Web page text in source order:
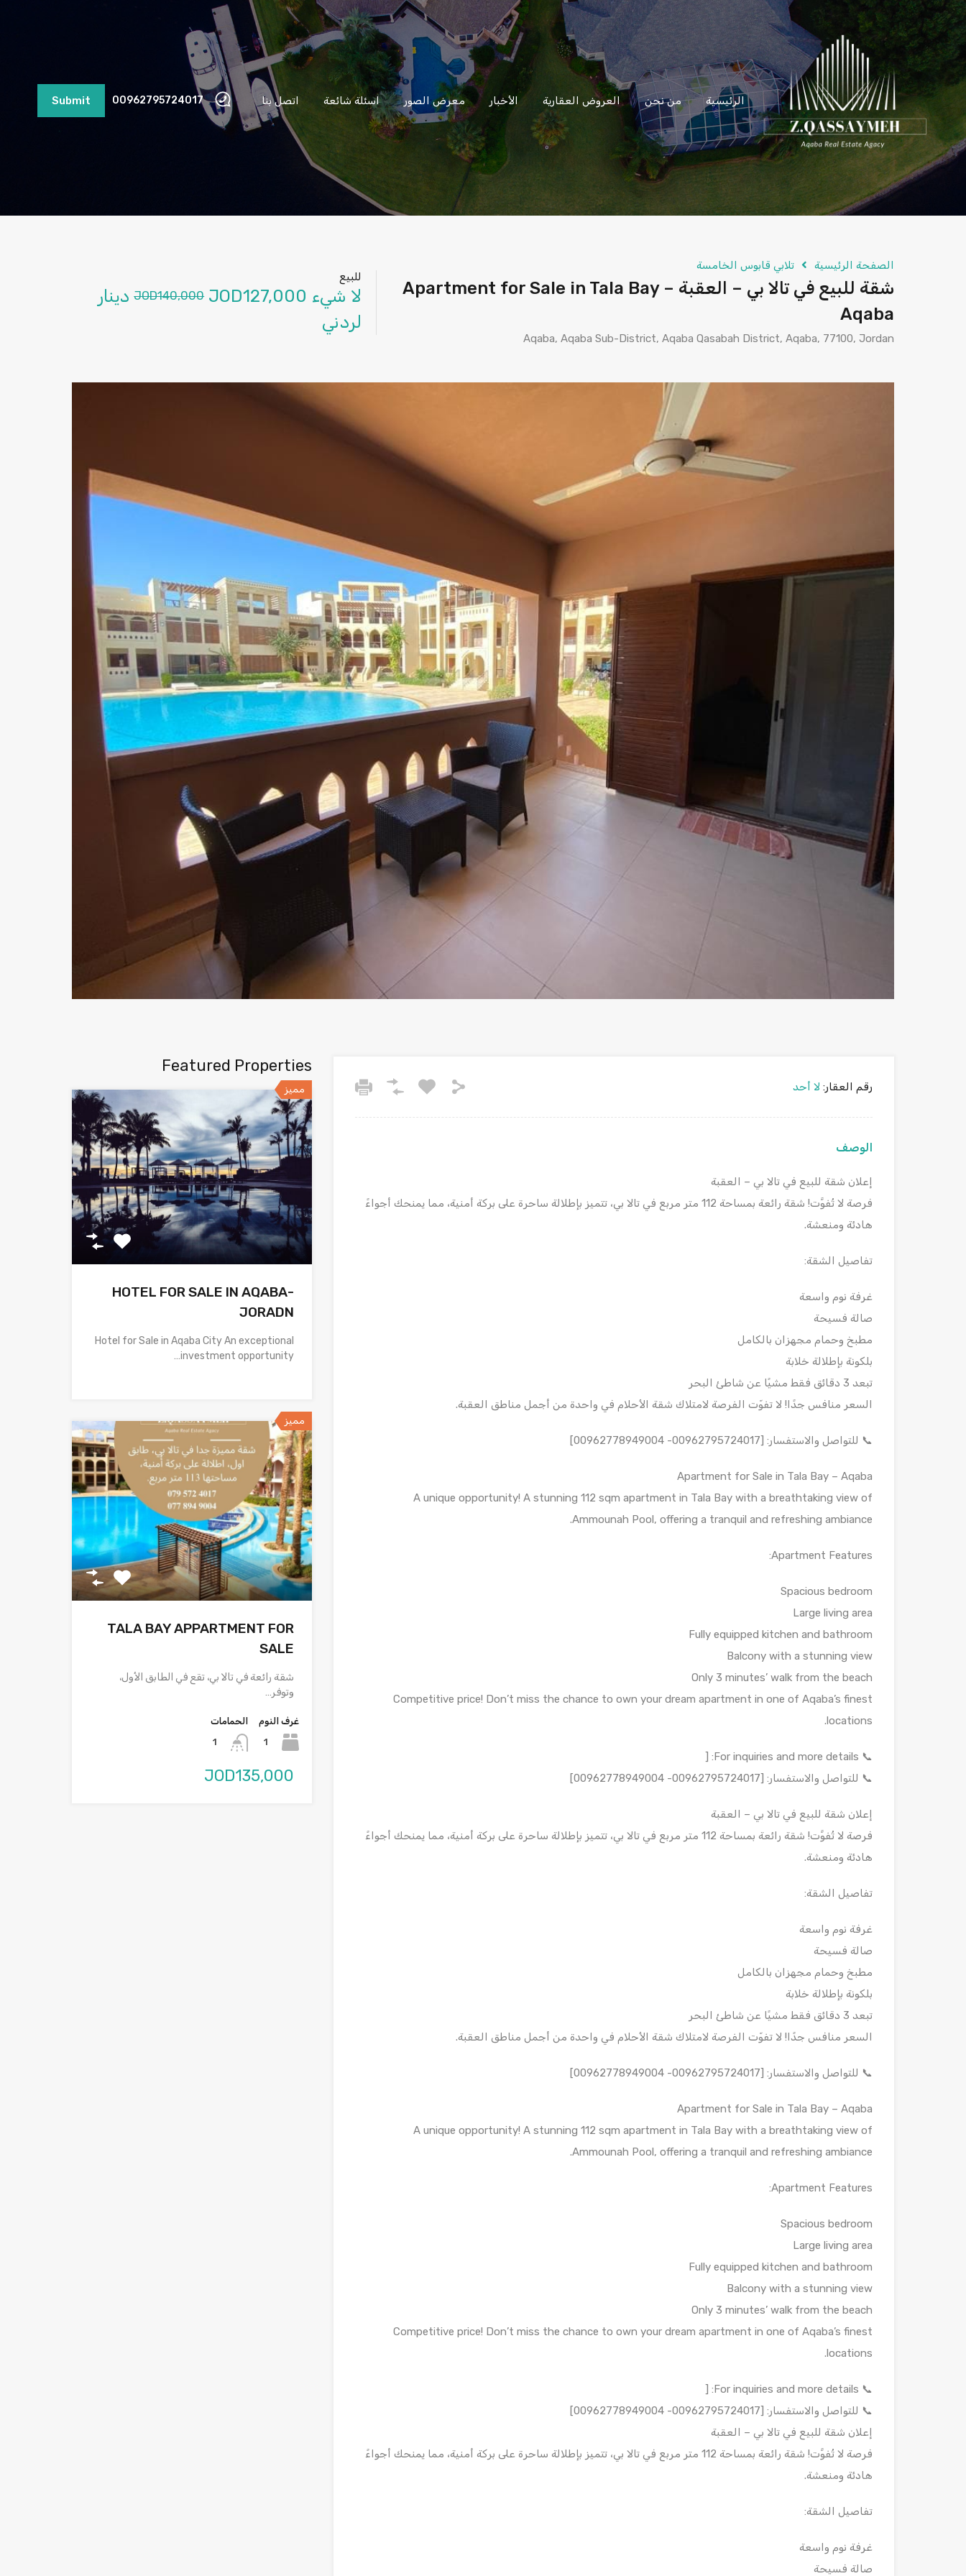
الرئيسية من نحن العروض العقارية الأخبار معرض الصور اسئلة شائعة اتصل بنا 00962795724017
Submit
الصفحة الرئيسية تلابي قابوس الخامسة
شقة للبيع في تالا بي – العقبة Apartment for Sale in Tala Bay –
Aqaba
Aqaba, Aqaba Sub-District, Aqaba Qasabah District, Aqaba, 77100, Jordan
للبيع
لا شيء JOD127,000
JOD140,000دينار
لردني
رقم العقار: لا أحد
الوصف
إعلان شقة للبيع في تالا بي – العقبة
فرصة لا تُفوَّت! شقة رائعة بمساحة 112 متر مربع في تالا بي، تتميز بإطلالة ساحرة على بركة أمنية، مما يمنحك أجواءً
هادئة ومنعشة.
تفاصيل الشقة:
غرفة نوم واسعة
صالة فسيحة
مطبخ وحمام مجهزان بالكامل
بلكونة بإطلالة خلابة
تبعد 3 دقائق فقط مشيًا عن شاطئ البحر
السعر منافس جدًا! لا تفوّت الفرصة لامتلاك شقة الأحلام في واحدة من أجمل مناطق العقبة.
📞 للتواصل والاستفسار: [00962795724017- 00962778949004]
Apartment for Sale in Tala Bay – Aqaba
A unique opportunity! A stunning 112 sqm apartment in Tala Bay with a breathtaking view of
Ammounah Pool, offering a tranquil and refreshing ambiance.
Apartment Features:
Spacious bedroom
Large living area
Fully equipped kitchen and bathroom
Balcony with a stunning view
Only 3 minutes’ walk from the beach
Competitive price! Don’t miss the chance to own your dream apartment in one of Aqaba’s finest
locations.
📞 For inquiries and more details: [
📞 للتواصل والاستفسار: [00962795724017- 00962778949004]
إعلان شقة للبيع في تالا بي – العقبة
فرصة لا تُفوَّت! شقة رائعة بمساحة 112 متر مربع في تالا بي، تتميز بإطلالة ساحرة على بركة أمنية، مما يمنحك أجواءً
هادئة ومنعشة.
تفاصيل الشقة:
غرفة نوم واسعة
صالة فسيحة
مطبخ وحمام مجهزان بالكامل
بلكونة بإطلالة خلابة
تبعد 3 دقائق فقط مشيًا عن شاطئ البحر
السعر منافس جدًا! لا تفوّت الفرصة لامتلاك شقة الأحلام في واحدة من أجمل مناطق العقبة.
📞 للتواصل والاستفسار: [00962795724017- 00962778949004]
Apartment for Sale in Tala Bay – Aqaba
A unique opportunity! A stunning 112 sqm apartment in Tala Bay with a breathtaking view of
Ammounah Pool, offering a tranquil and refreshing ambiance.
Apartment Features:
Spacious bedroom
Large living area
Fully equipped kitchen and bathroom
Balcony with a stunning view
Only 3 minutes’ walk from the beach
Competitive price! Don’t miss the chance to own your dream apartment in one of Aqaba’s finest
locations.
📞 For inquiries and more details: [
📞 للتواصل والاستفسار: [00962795724017- 00962778949004]
إعلان شقة للبيع في تالا بي – العقبة
فرصة لا تُفوَّت! شقة رائعة بمساحة 112 متر مربع في تالا بي، تتميز بإطلالة ساحرة على بركة أمنية، مما يمنحك أجواءً
هادئة ومنعشة.
تفاصيل الشقة:
غرفة نوم واسعة
صالة فسيحة
Featured Properties
مميز
HOTEL FOR SALE IN AQABA-
JORADN
Hotel for Sale in Aqaba City An exceptional
investment opportunity…
مميز
TALA BAY APPARTMENT FOR
SALE
شقة رائعة في تالا بي، تقع في الطابق الأول،
وتوفر…
غرف النوم
1
الحمامات
1
JOD135,000